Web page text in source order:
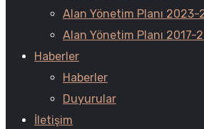
Alan Yönetim Planı 2023-
Alan Yönetim Planı 2017-
Haberler
Haberler
Duyurular
İletişim